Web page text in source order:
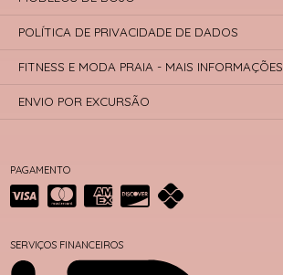
PAGAMENTO
SERVIÇOS FINANCEIROS
POLÍTICA DE PRIVACIDADE DE DADOS
FITNESS E MODA PRAIA - MAIS INFORMAÇÕES
ENVIO POR EXCURSÃO